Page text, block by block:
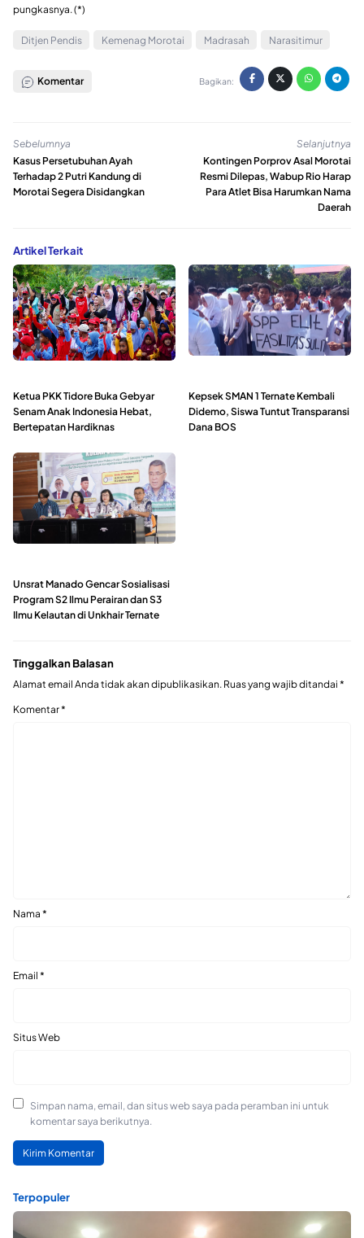
pungkasnya. (*)
Ditjen Pendis Kemenag Morotai Madrasah Narasitimur
Komentar Bagikan:
Sebelumnya
Kasus Persetubuhan Ayah
Terhadap 2 Putri Kandung di
Morotai Segera Disidangkan
Selanjutnya
Kontingen Porprov Asal Morotai
Resmi Dilepas, Wabup Rio Harap
Para Atlet Bisa Harumkan Nama
Daerah
Artikel Terkait
Ketua PKK Tidore Buka Gebyar
Senam Anak Indonesia Hebat,
Bertepatan Hardiknas
Kepsek SMAN 1 Ternate Kembali
Didemo, Siswa Tuntut Transparansi
Dana BOS
Unsrat Manado Gencar Sosialisasi
Program S2 Ilmu Perairan dan S3
Ilmu Kelautan di Unkhair Ternate
Tinggalkan Balasan
Alamat email Anda tidak akan dipublikasikan. Ruas yang wajib ditandai *
Komentar*
Nama *
Email *
Situs Web
Simpan nama, email, dan situs web saya pada peramban ini untuk
komentar saya berikutnya.
Terpopuler